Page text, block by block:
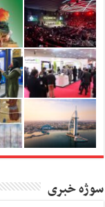
سوژه خبری